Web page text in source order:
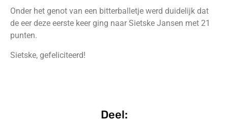
Onder het genot van een bitterballetje werd duidelijk dat
de eer deze eerste keer ging naar Sietske Jansen met 21
punten.
Sietske, gefeliciteerd!
Deel: